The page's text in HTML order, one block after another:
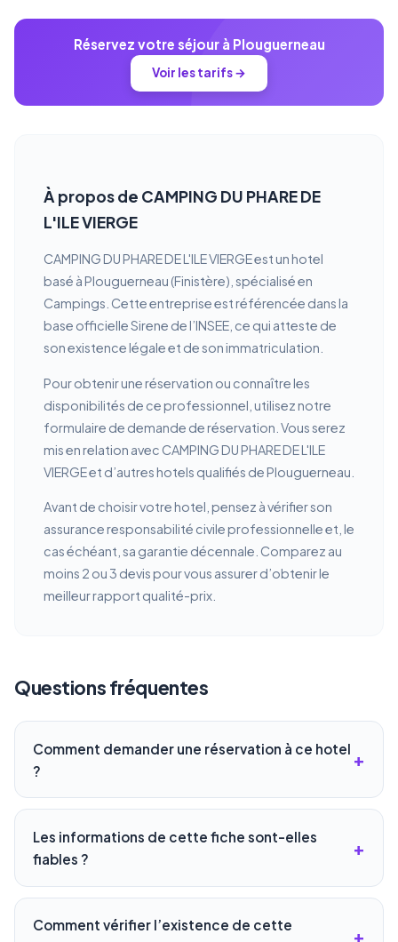
Réservez votre séjour à Plouguerneau
Voir les tarifs →
À propos de CAMPING DU PHARE DE
L'ILE VIERGE
CAMPING DU PHARE DE L'ILE VIERGE est un hotel
basé à Plouguerneau (Finistère), spécialisé en
Campings. Cette entreprise est référencée dans la
base officielle Sirene de l’INSEE, ce qui atteste de
son existence légale et de son immatriculation.
Pour obtenir une réservation ou connaître les
disponibilités de ce professionnel, utilisez notre
formulaire de demande de réservation. Vous serez
mis en relation avec CAMPING DU PHARE DE L'ILE
VIERGE et d’autres hotels qualifiés de Plouguerneau.
Avant de choisir votre hotel, pensez à vérifier son
assurance responsabilité civile professionnelle et, le
cas échéant, sa garantie décennale. Comparez au
moins 2 ou 3 devis pour vous assurer d’obtenir le
meilleur rapport qualité-prix.
Questions fréquentes
Comment demander une réservation à ce hotel
?
Les informations de cette fiche sont-elles
fiables ?
Comment vérifier l’existence de cette